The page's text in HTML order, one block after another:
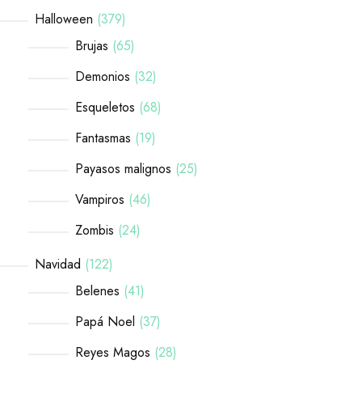
Halloween 379
Brujas 65
Demonios 32
Esqueletos 68
Fantasmas 19
Payasos malignos 25
Vampiros 46
Zombis 24
Navidad 122
Belenes 41
Papá Noel 37
Reyes Magos 28